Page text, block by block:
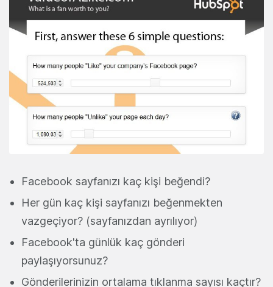
Facebook sayfanızı kaç kişi beğendi?
Her gün kaç kişi sayfanızı beğenmekten
vazgeçiyor? (sayfanızdan ayrılıyor)
Facebook'ta günlük kaç gönderi
paylaşıyorsunuz?
Gönderilerinizin ortalama tıklanma sayısı kaçtır?